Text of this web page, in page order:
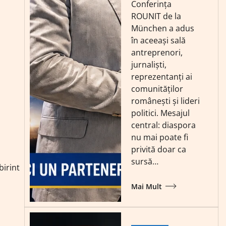
Conferința
ROUNIT de la
München a adus
în aceeași sală
antreprenori,
jurnaliști,
reprezentanți ai
comunităților
românești și lideri
politici. Mesajul
central: diaspora
nu mai poate fi
privită doar ca
sursă…
Mai Mult